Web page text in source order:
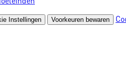
Instellingen Voorkeuren bewaren